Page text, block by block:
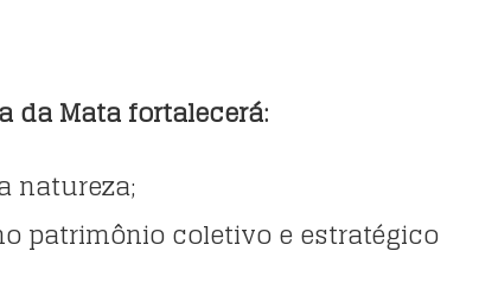
da Mata fortalecerá:
natureza;
patrimônio coletivo e estratégico